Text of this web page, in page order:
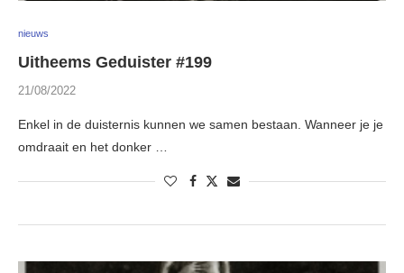
nieuws
Uitheems Geduister #199
21/08/2022
Enkel in de duisternis kunnen we samen bestaan. Wanneer je je
omdraait en het donker …